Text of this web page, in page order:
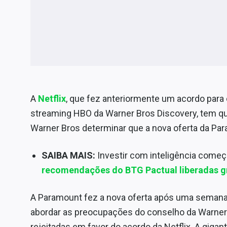
A Netflix, que fez anteriormente um acordo
streaming HBO da Warner Bros Discovery, tem
Warner Bros determinar que a nova oferta da
SAIBA MAIS: Investir com inteligência
recomendações do BTG Pactual liberadas
A Paramount fez a nova oferta após uma
abordar as preocupações do conselho da